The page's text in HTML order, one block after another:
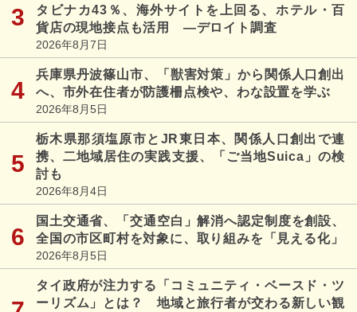
タビナカ43％、海外サイトを上回る、ホテル・百
貨店の現地接点も活用 ―デロイト調査
2026年8月7日
兵庫県丹波篠山市、「獣害対策」から関係人口創出
へ、市外在住者が防護柵点検や、わな設置を学ぶ
2026年8月5日
栃木県那須塩原市とJR東日本、関係人口創出で連
携、二地域居住の実践支援、「ご当地Suica」の検
討も
2026年8月4日
国土交通省、「交通空白」解消へ認定制度を創設、
全国の市区町村を対象に、取り組みを「見える化」
2026年8月5日
タイ政府が注力する「コミュニティ・ベースド・ツ
ーリズム」とは？ 地域と旅行者が交わる新しい観